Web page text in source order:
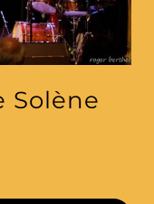
Solène